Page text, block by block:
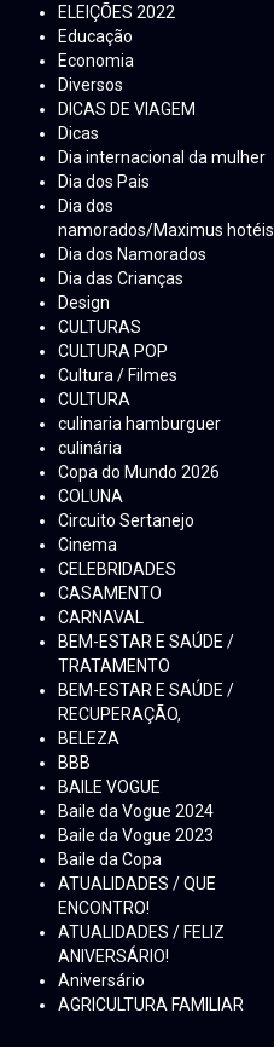
ELEIÇÕES 2022
Educação
Economia
Diversos
DICAS DE VIAGEM
Dicas
Dia internacional da mulher
Dia dos Pais
Dia dos
namorados/Maximus hotéis
Dia dos Namorados
Dia das Crianças
Design
CULTURAS
CULTURA POP
Cultura / Filmes
CULTURA
culinaria hamburguer
culinária
Copa do Mundo 2026
COLUNA
Circuito Sertanejo
Cinema
CELEBRIDADES
CASAMENTO
CARNAVAL
BEM-ESTAR E SAÚDE /
TRATAMENTO
BEM-ESTAR E SAÚDE /
RECUPERAÇÃO,
BELEZA
BBB
BAILE VOGUE
Baile da Vogue 2024
Baile da Vogue 2023
Baile da Copa
ATUALIDADES / QUE
ENCONTRO!
ATUALIDADES / FELIZ
ANIVERSÁRIO!
Aniversário
AGRICULTURA FAMILIAR